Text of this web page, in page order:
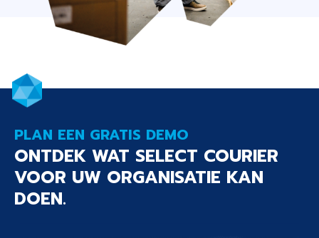
PLAN EEN GRATIS DEMO
ONTDEK WAT SELECT COURIER
VOOR UW ORGANISATIE KAN
DOEN.